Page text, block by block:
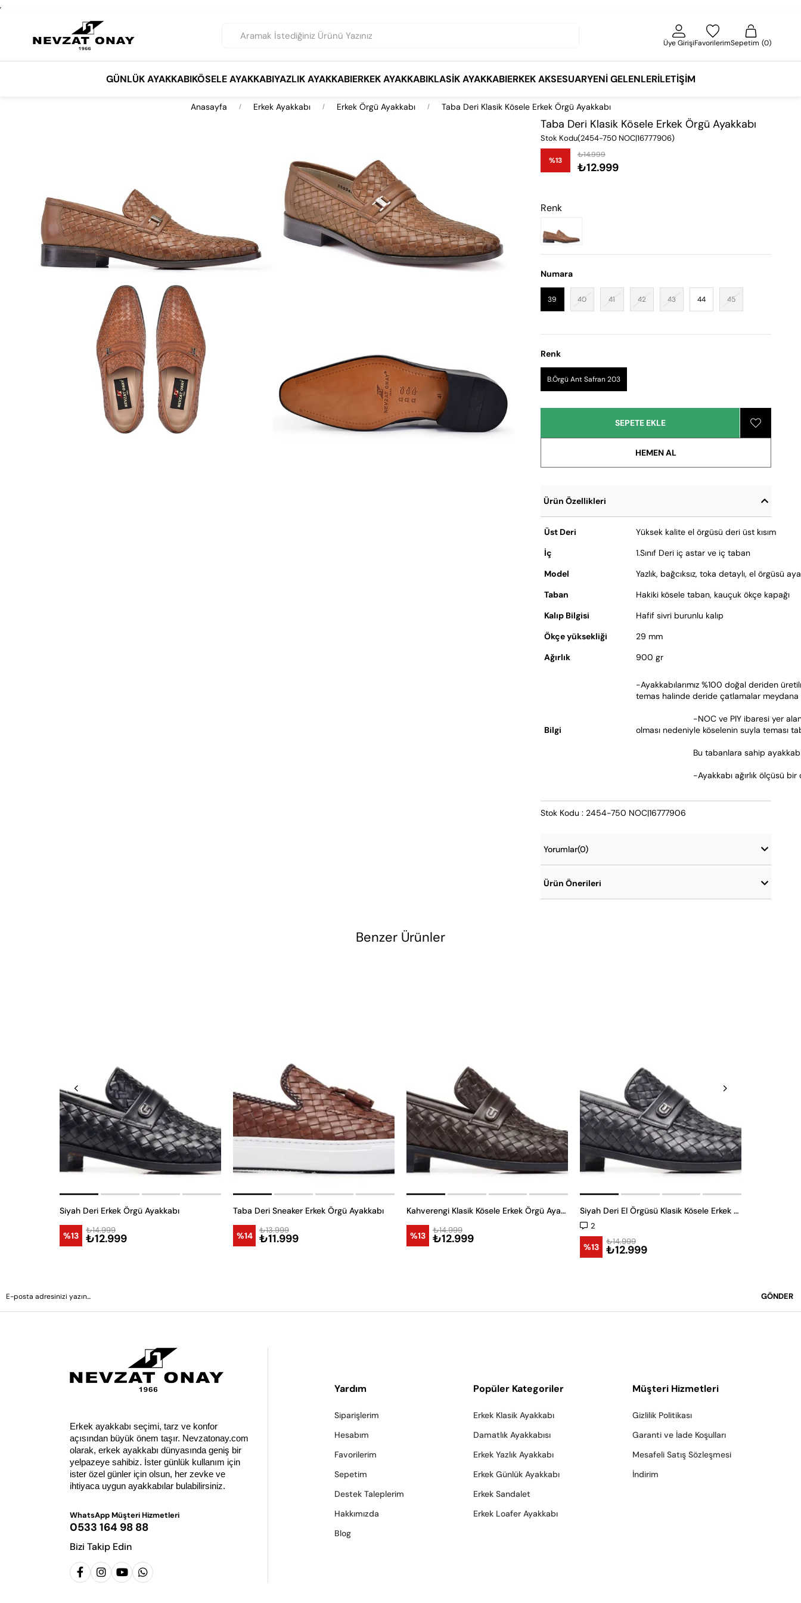
,
Üye GirişiFavorilerimSepetim 0
GÜNLÜK AYAKKABIKÖSELE AYAKKABIYAZLIK AYAKKABIERKEK AYAKKABIKLASIK AYAKKABIERKEK AKSESUARYENI GELENLERİLETIŞIM
Anasayfa Erkek Ayakkabı Erkek Örgü Ayakkabı Taba Deri Klasik Kösele Erkek Örgü Ayakkabı
Taba Deri Klasik Kösele Erkek Örgü Ayakkabı
Stok Kodu(2454-750 NOC|16777906)
%13
İndirim
₺14.999
₺12.999
Renk
Numara
39 40 41 42 43 44 45
Renk
B.Örgü Ant Safran 203
Ürün Özellikleri
Üst Deri
Yüksek kalite el örgüsü deri üst kısım
İç
1.Sınıf Deri iç astar ve iç taban
Model
Yazlık, bağcıksız, toka detaylı, el örgüsü
Taban
Hakiki kösele taban, kauçuk ökçe kapağı
Kalıp Bilgisi
Hafif sivri burunlu kalıp
Ökçe yüksekliği
29 mm
Ağırlık
900 gr
Bilgi
-Ayakkabılarımız %100 doğal deriden
temas halinde deride çatlamalar meydana
olması nedeniyle köselenin suyla teması
Bu tabanlara sahip
-Ayakkabı ağırlık ölçüsü bir
Stok Kodu : 2454-750 NOC|16777906
Yorumlar(0)
Ürün Önerileri
Benzer Ürünler
Siyah Deri Erkek Örgü Ayakkabı
%13 ₺12.999
₺14.999
Taba Deri Sneaker Erkek Örgü Ayakkabı
%14 ₺11.999
₺13.999
Kahverengi Klasik Kösele Erkek Örgü Ayakkabı
%13 ₺12.999
₺14.999
Siyah Deri El Örgüsü Klasik Kösele Erkek Örgü Ayakkabı
2
%13 ₺12.999
₺14.999
GÖNDER
Erkek ayakkabı seçimi, tarz ve konfor
açısından büyük önem taşır. Nevzatonay.com
olarak, erkek ayakkabı dünyasında geniş bir
yelpazeye sahibiz. İster günlük kullanım için
ister özel günler için olsun, her zevke ve
ihtiyaca uygun ayakkabılar bulabilirsiniz.
WhatsApp Müşteri Hizmetleri
0533 164 98 88
Bizi Takip Edin
Yardım
Siparişlerim
Hesabım
Favorilerim
Sepetim
Destek Taleplerim
Hakkımızda
Blog
Popüler Kategoriler
Erkek Klasik Ayakkabı
Damatlık Ayakkabısı
Erkek Yazlık Ayakkabı
Erkek Günlük Ayakkabı
Erkek Sandalet
Erkek Loafer Ayakkabı
Müşteri Hizmetleri
Gizlilik Politikası
Garanti ve İade Koşulları
Mesafeli Satış Sözleşmesi
İndirim